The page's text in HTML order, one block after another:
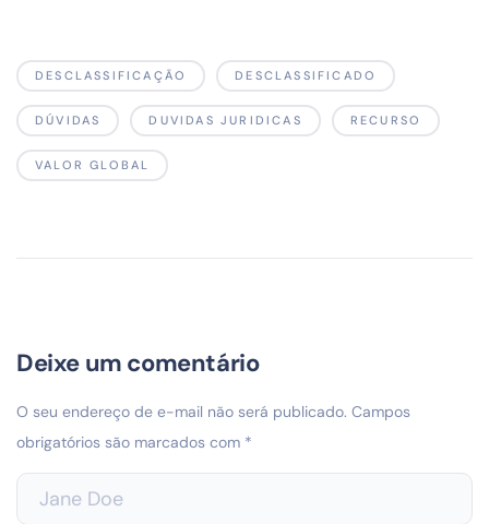
DESCLASSIFICAÇÃO DESCLASSIFICADO
DÚVIDAS DUVIDAS JURIDICAS RECURSO
VALOR GLOBAL
Deixe um comentário
O seu endereço de e-mail não será publicado. Campos
obrigatórios são marcados com *